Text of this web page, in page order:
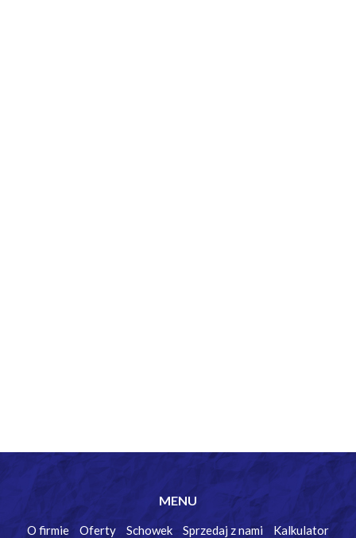
MENU
O firmie Oferty Schowek Sprzedaj z nami
Kalkulator